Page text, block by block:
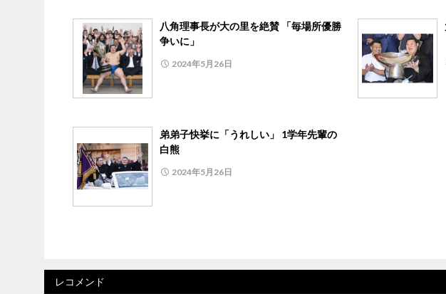
八角理事長が大の里を絶賛 「毎場所優勝
争いに」
2024年5月26日
弟弟子快挙に「うれしい」 1学年先輩の
白熊
2024年5月26日
レコメンド